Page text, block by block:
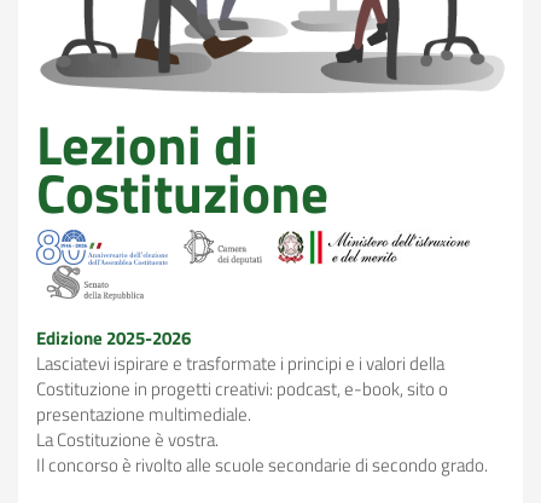
Lezioni di
Costituzione
Edizione 2025-2026
Lasciatevi ispirare e trasformate i principi e i valori della
Costituzione in progetti creativi: podcast, e-book, sito o
presentazione multimediale.
La Costituzione è vostra.
Il concorso è rivolto alle scuole secondarie di secondo grado.